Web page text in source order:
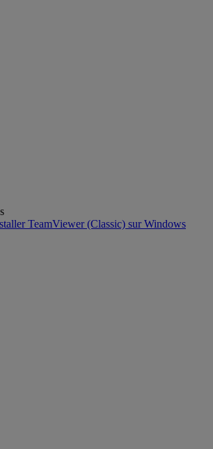
TeamViewer (Classic) sur Windows